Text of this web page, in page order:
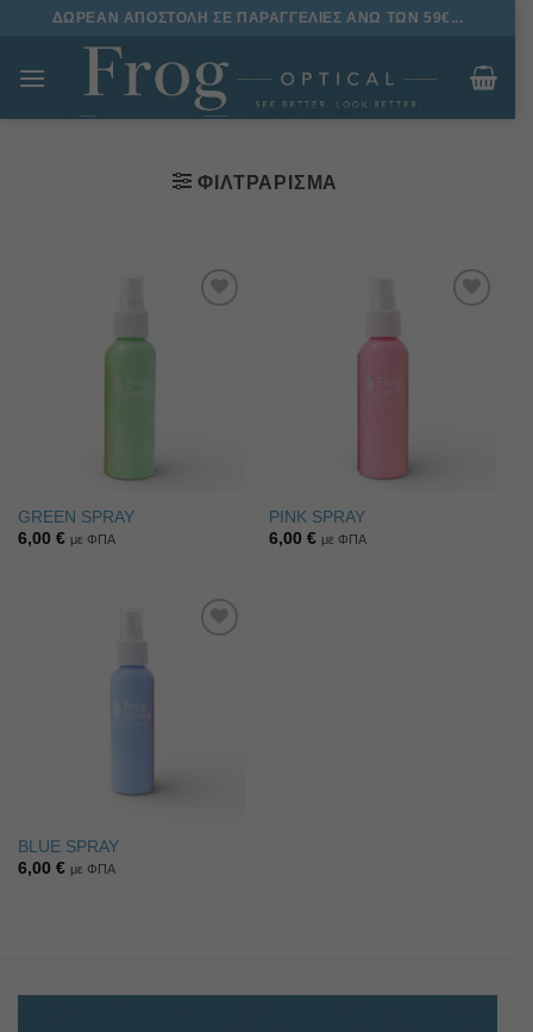
Μετάβαση
περιεχόμενο
ΔΩΡΕΑΝ ΑΠΟΣΤΟΛΗ ΣΕ ΠΑΡΑΓΓΕΛΙΕΣ ΑΝΩ ΤΩΝ 59€...
ΦΙΛΤΡΆΡΙΣΜΑ
GREEN SPRAY
6,00 € με ΦΠΑ
PINK SPRAY
6,00€ με ΦΠΑ
BLUE SPRAY
6,00 € με ΦΠΑ